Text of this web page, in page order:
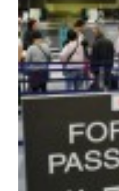
이득입니다.
배송비 주문 총액이 8,000
1,000~1,500엔입니다.
스타일코리안에서 한국 화
정리 어떠셨나요? 이번에
쇼핑몰 8선 특징과 배송료
집에서 스마트폰만으로도
되었습니다.
이번 기사를 참고해서 원하
올리브영(라쿠텐): 한국 최
무신사: 한국 최대 규모의
구매가능 ・큐텐: 품목이
쇼핑몰보다 저렴한 걸로
프라임 이용자는 익일~2일
보세요. 오사카 아주머니(오
당신은 이미 오사카의 매력에 빠진 것입
도시의 정석을, 오사카는 사
여러분은 어느 도시의 스타
방문하신다면, 두 도시 사
바랍니다! 도움이 되셨다
도쿄와 오사카의 차이점
일본문화 #도쿄사람성격
일본에스컬레이터방향 #도
가능합니다. 지자체 캠페인을 노리세요: 일본 거주자라면 주목해야 할 점! 각
구청이나 시청에서 "우리
같은 파격적인 캠페인을 자
아낄 수 있는 꿀팁입니다. 2. 일본 생활의 꽃, '포이카츠(ポイ活)'란?
일본어에는 **'포이카츠(ポ
줄임말로, 포인트를 전략적
의미합니다. 일본은 포인트
만들어야 할 3대 포인트 카드 V-포인트 (구 T-포인트): 패밀리마트, 웰
(약국) 등 가장 범용성이 높습니다. 라쿠텐(Rakuten) 포인
경제권'이라는 말이 있을 정
쇼핑몰을 이용하면 포인트가 기하
포인트: 로손(Lawson) 편의점을
실전 팁: 계산대에서 "포인
desuka?)"라고 물을 때 당
'웰카츠'를 아시나요? 포인트 가치
거주자들만 아는 짠테크 정